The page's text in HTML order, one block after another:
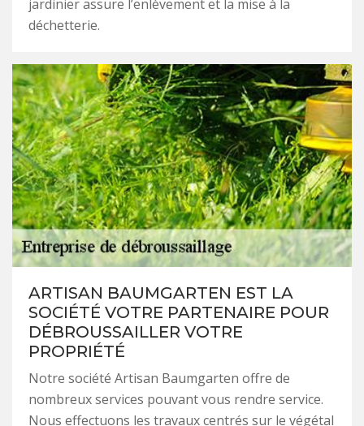
jardinier assure l’enlèvement et la mise à la
déchetterie.
ARTISAN BAUMGARTEN EST LA
SOCIÉTÉ VOTRE PARTENAIRE POUR
DÉBROUSSAILLER VOTRE
PROPRIÉTÉ
Notre société Artisan Baumgarten offre de
nombreux services pouvant vous rendre service.
Nous effectuons les travaux centrés sur le végétal